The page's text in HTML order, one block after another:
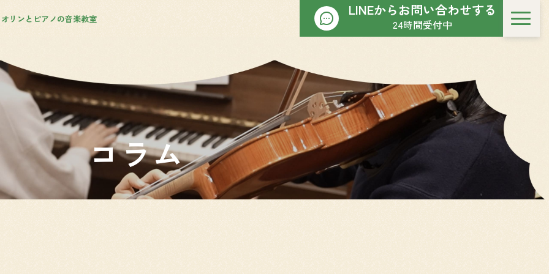
リンとピアノの音楽教室 LINEからお問い合わせする
24時間受付中
コラム